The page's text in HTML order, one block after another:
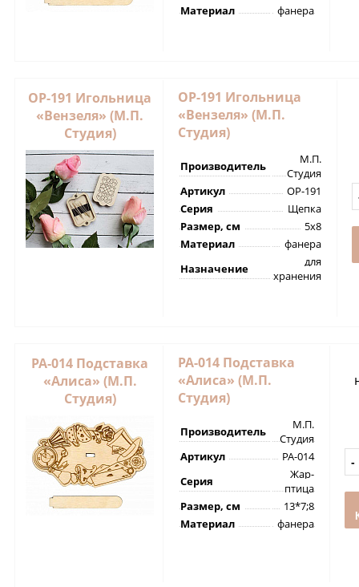
Материал
фанера
ОР-191 Игольница
«Вензеля» (М.П.
Студия)
ОР-191 Игольница
«Вензеля» (М.П.
Студия)
Производитель
М.П.
Студия
Артикул
ОР-191
Серия
Щепка
Размер, см
5х8
Материал
фанера
Назначение
для
хранения
РА-014 Подставка
«Алиса» (М.П.
Студия)
РА-014 Подставка
«Алиса» (М.П.
Студия)
Производитель
М.П.
Студия
Артикул
РА-014
Серия
Жар-
птица
Размер, см
13*7;8
Материал
фанера